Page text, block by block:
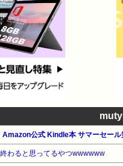
わると思ってるやつwwwwww